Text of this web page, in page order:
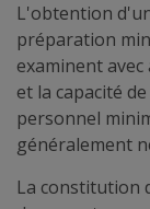
L'obtention
préparation
examinent
et la capacité
personnel
généralement
La constitution